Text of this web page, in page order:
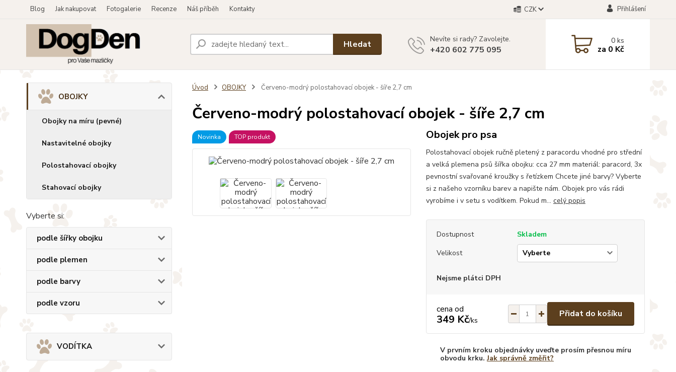
Blog Jak nakupovat Fotogalerie Recenze Náš příběh Kontakty CZK Přihlášení
Hledat Nevíte si rady? Zavolejte.
+420 602 775 095
0ks
za 0 Kč
OBOJKY
Obojky na míru (pevné)
Nastavitelné obojky
Polostahovací obojky
Stahovací obojky
Vyberte si:
podle šířky obojku
podle plemen
podle barvy
podle vzoru
VODÍTKA
Úvod OBOJKY Červeno-modrý polostahovací obojek - šíře 2,7 cm
Červeno-modrý polostahovací obojek - šíře 2,7 cm
Novinka TOP produkt Obojek pro psa
Polostahovací obojek ručně pletený z paracordu vhodné pro střední
a velká plemena psů šířka obojku: cca 27 mm materiál: paracord, 3x
pevnostní svařované kroužky s řetízkem Chcete jiné barvy? Vyberte
si z našeho vzorníku barev a napište nám. Obojek pro vás rádi
vyrobíme i v setu s vodítkem. Pokud m... celý popis
Dostupnost
Skladem
Velikost
Nejsme plátci DPH
cena od
349 Kč/ks
Přidat do košíku
V prvním kroku objednávky uveďte prosím přesnou míru
obvodu krku.Jak správně změřit?